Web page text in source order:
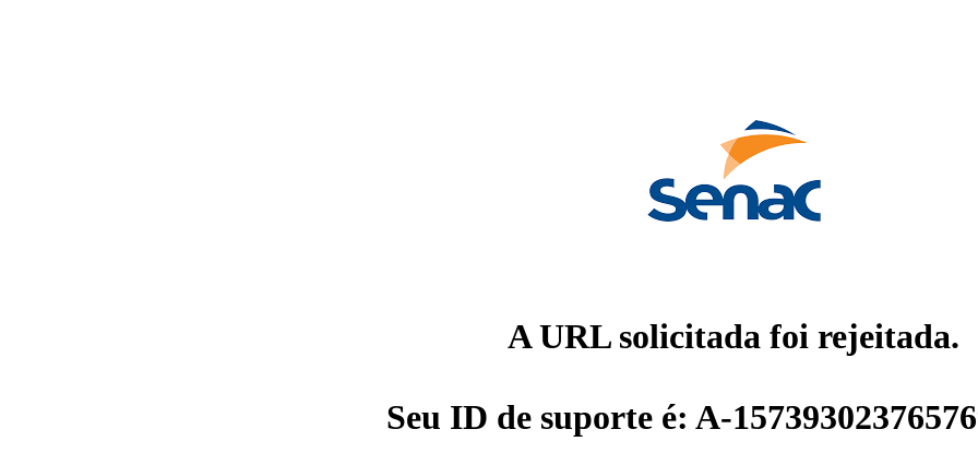
A URL solicitada foi rejeitada.
Seu ID de suporte é: A-